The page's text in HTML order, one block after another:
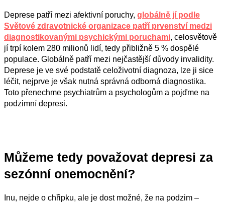
Deprese patří mezi afektivní poruchy, g lobálně jí pod le
Světové zdravotnické organizace patří prvenství medzi
diagnostikovanými psychickými poruchami, celosvětově
jí trpí kolem 280 milionů lidí, tedy přibližně 5 % dospělé
populace. Globálně patří mezi nejčastější důvody invalidity.
Deprese je ve své podstatě celoživotní diagnoza, lze ji sice
léčit, nejprve je však nutná správná odborná diagnostika.
Toto přenechme psychiatrům a psychologům a pojďme na
podzimní depresi.
Můžeme tedy považovat depresi za
sezónní onemocnění?
Inu, nejde o chřipku, ale je dost možné, že na podzim –